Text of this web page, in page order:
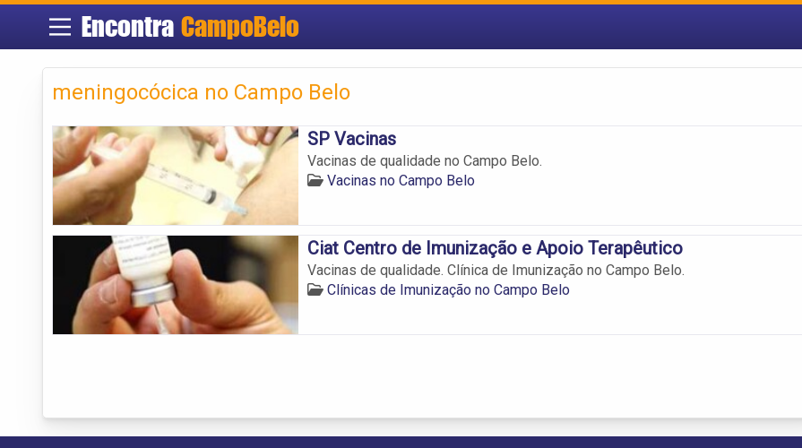
Encontra CampoBelo
meningocócica no Campo Belo
SP Vacinas
Vacinas de qualidade no Campo Belo.
Vacinas no Campo Belo
Ciat Centro de Imunização e Apoio Terapêutico
Vacinas de qualidade. Clínica de Imunização no Campo Belo.
Clínicas de Imunização no Campo Belo